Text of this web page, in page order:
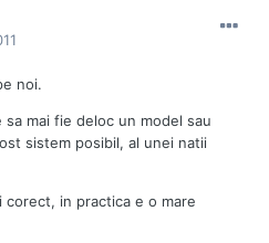
noi.
mai fie deloc un model sau
sistem posibil, al unei natii
in practica e o mare